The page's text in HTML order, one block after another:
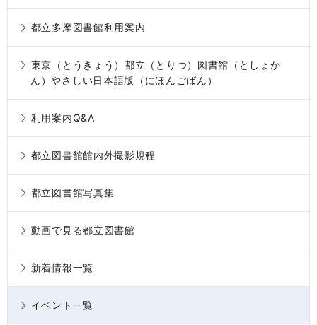
都立多摩図書館利用案内
東京（とうきょう）都立（とりつ）図書館（としょか
ん）やさしい日本語版（にほんごばん）
利用案内Q&A
都立図書館館内外撮影規程
都立図書館写真集
動画で見る都立図書館
新着情報一覧
イベント一覧